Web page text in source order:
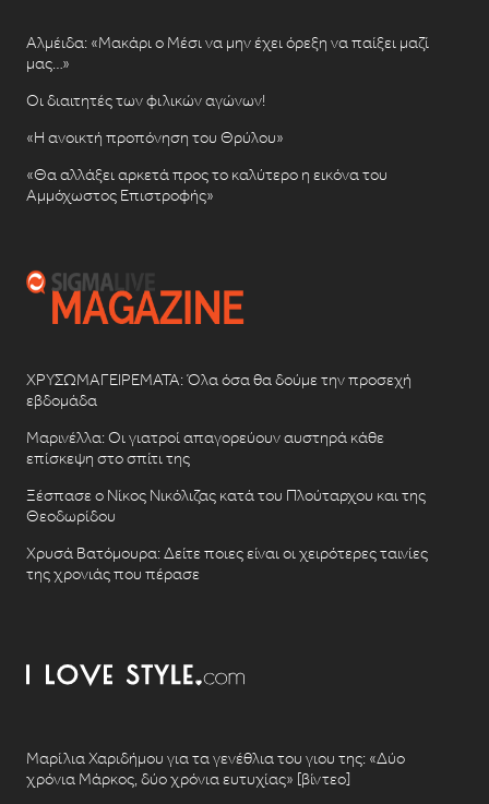
Αλμέιδα: «Μακάρι ο Μέσι να μην έχει όρεξη να παίξει μαζί
μας…»
Οι διαιτητές των φιλικών αγώνων!
«Η ανοικτή προπόνηση του Θρύλου»
«Θα αλλάξει αρκετά προς το καλύτερο η εικόνα του
Αμμόχωστος Επιστροφής»
ΧΡΥΣΩΜΑΓΕΙΡΕΜΑΤΑ: Όλα όσα θα δούμε την προσεχή
εβδομάδα
Μαρινέλλα: Οι γιατροί απαγορεύουν αυστηρά κάθε
επίσκεψη στο σπίτι της
Ξέσπασε ο Νίκος Νικόλιζας κατά του Πλούταρχου και της
Θεοδωρίδου
Χρυσά Βατόμουρα: Δείτε ποιες είναι οι χειρότερες ταινίες
της χρονιάς που πέρασε
Μαρίλια Χαριδήμου για τα γενέθλια του γιου της: «Δύο
χρόνια Μάρκος, δύο χρόνια ευτυχίας» [βίντεο]